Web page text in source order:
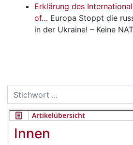
Erklärung des
of… Europa Stoppt die
in der Ukraine! – Keine
Search
for:
Artikelübersicht
Innen